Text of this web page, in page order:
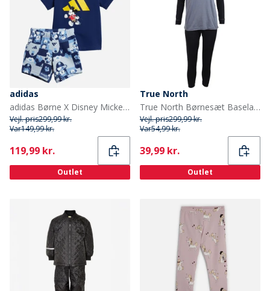
adidas
adidas Børne X Disney Mickey Mouse T-shirt og shorts sæt Dark Blue/Crew Yellow
Vejl. pris299,99 kr.
Var149,99 kr.
Current
119,99 kr.
Outlet
True North
True North Børnesæt Baselayer Sort Comb
Vejl. pris299,99 kr.
Var54,99 kr.
Current
39,99 kr.
Outlet